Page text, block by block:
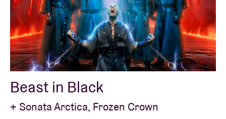
Beast in Black
+ Sonata Arctica, Frozen Crown